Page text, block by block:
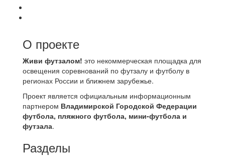
О проекте
Живи футзалом! это некоммерческая площадка для
освещения соревнований по футзалу и футболу в
регионах России и ближнем зарубежье.
Проект является официальным информационным
партнером Владимирской Городской Федерации
футбола, пляжного футбола, мини-футбола и
футзала.
Разделы